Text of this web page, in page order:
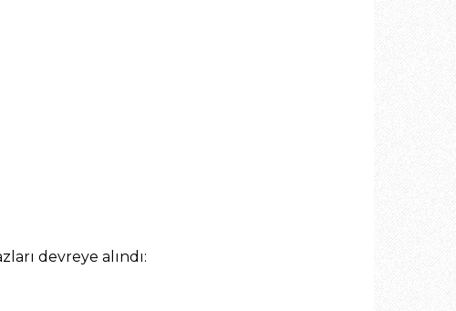
devreye alındı: